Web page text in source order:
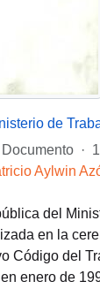
Documento ·
Aylwin
del
en la
Código del
enero de